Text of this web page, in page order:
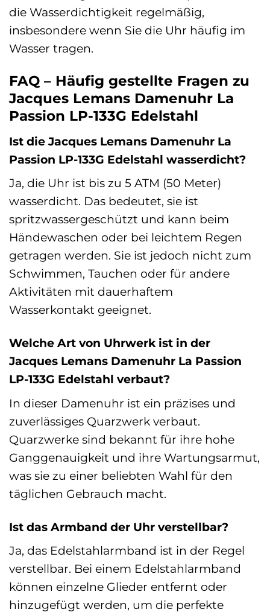
die Wasserdichtigkeit regelmäßig,
insbesondere wenn Sie die Uhr häufig im
Wasser tragen.
FAQ – Häufig gestellte Fragen zu
Jacques Lemans Damenuhr La
Passion LP-133G Edelstahl
Ist die Jacques Lemans Damenuhr La
Passion LP-133G Edelstahl wasserdicht?
Ja, die Uhr ist bis zu 5 ATM (50 Meter)
wasserdicht. Das bedeutet, sie ist
spritzwassergeschützt und kann beim
Händewaschen oder bei leichtem Regen
getragen werden. Sie ist jedoch nicht zum
Schwimmen, Tauchen oder für andere
Aktivitäten mit dauerhaftem
Wasserkontakt geeignet.
Welche Art von Uhrwerk ist in der
Jacques Lemans Damenuhr La Passion
LP-133G Edelstahl verbaut?
In dieser Damenuhr ist ein präzises und
zuverlässiges Quarzwerk verbaut.
Quarzwerke sind bekannt für ihre hohe
Ganggenauigkeit und ihre Wartungsarmut,
was sie zu einer beliebten Wahl für den
täglichen Gebrauch macht.
Ist das Armband der Uhr verstellbar?
Ja, das Edelstahlarmband ist in der Regel
verstellbar. Bei einem Edelstahlarmband
können einzelne Glieder entfernt oder
hinzugefügt werden, um die perfekte